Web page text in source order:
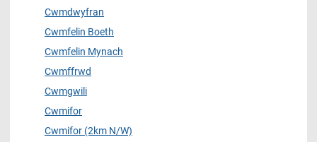
Cwmdwyfran
Cwmfelin Boeth
Cwmfelin Mynach
Cwmffrwd
Cwmgwili
Cwmifor
Cwmifor (2km N/W)